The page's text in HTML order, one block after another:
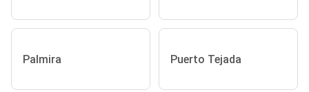
Palmira Puerto Tejada